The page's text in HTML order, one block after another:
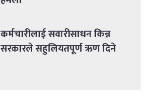
कर्मचारीलाई सवारीसाधन किन्न
सरकारले सहुलियतपूर्ण ऋण दिने